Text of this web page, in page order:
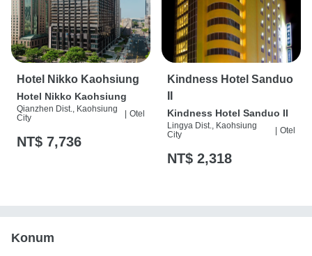
Hotel Nikko Kaohsiung
Hotel Nikko Kaohsiung
Qianzhen Dist., Kaohsiung
City
Otel
NT$ 7,736
Kindness Hotel Sanduo
Kindness Hotel Sanduo II
Lingya Dist., Kaohsiung
City
Otel
NT$ 2,318
Konum